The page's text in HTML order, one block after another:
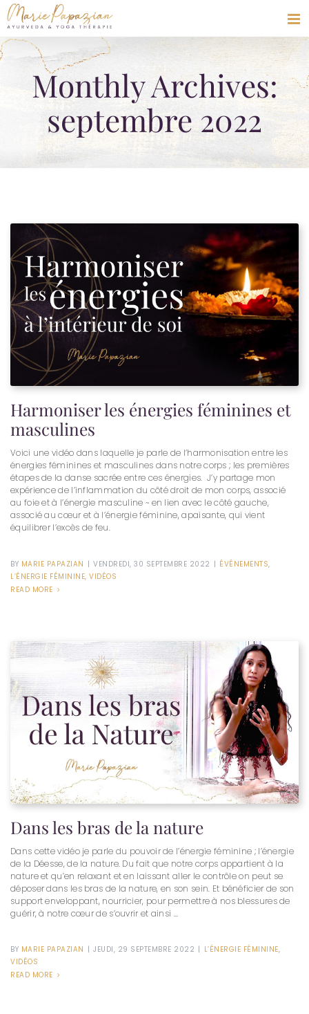
Skip
to
content
Monthly Archives:
septembre 2022
Harmoniser les énergies féminines et
masculines
Voici une vidéo dans laquelle je parle de l’harmonisation entre les
énergies féminines et masculines dans notre corps ; les premières
étapes de la danse sacrée entre ces énergies. J’y partage mon
expérience de l’inflammation du côté droit de mon corps, associé
au foie et à l’énergie masculine ~ en lien avec le côté gauche,
associé au cœur et à l’énergie féminine, apaisante, qui vient
équilibrer l’excès de feu.
BY MARIE PAPAZIAN | VENDREDI, 30 SEPTEMBRE 2022 | ÉVÉNEMENTS,
L’ÉNERGIE FÉMININE, VIDÉOS
READ MORE
Dans les bras de la nature
Dans cette vidéo je parle du pouvoir de l’énergie féminine ; l’énergie
de la Déesse, de la nature. Du fait que notre corps appartient à la
nature et qu’en relaxant et en laissant aller le contrôle on peut se
déposer dans les bras de la nature, en son sein. Et bénéficier de son
support enveloppant, nourricier, pour permettre à nos blessures de
guérir, à notre cœur de s’ouvrir et ainsi ...
BY MARIE PAPAZIAN | JEUDI, 29 SEPTEMBRE 2022 | L’ÉNERGIE FÉMININE,
VIDÉOS
READ MORE